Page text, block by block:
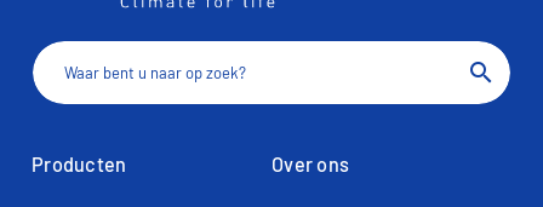
search
Producten Over ons